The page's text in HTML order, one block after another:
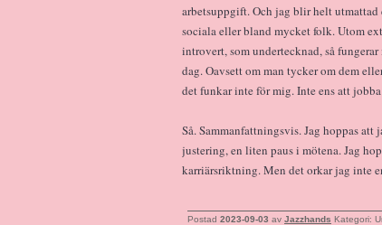
arbetsuppgift. Och jag blir helt
sociala eller bland mycket folk. Utom
introvert, som undertecknad, så
dag. Oavsett om man tycker om dem
det funkar inte för mig. Inte ens att jobba
Så. Sammanfattningsvis. Jag hoppas
justering, en liten paus i mötena. Jag
karriärsriktning. Men det orkar jag inte
Postad 2023-09-03 av Jazzhands Kategori: